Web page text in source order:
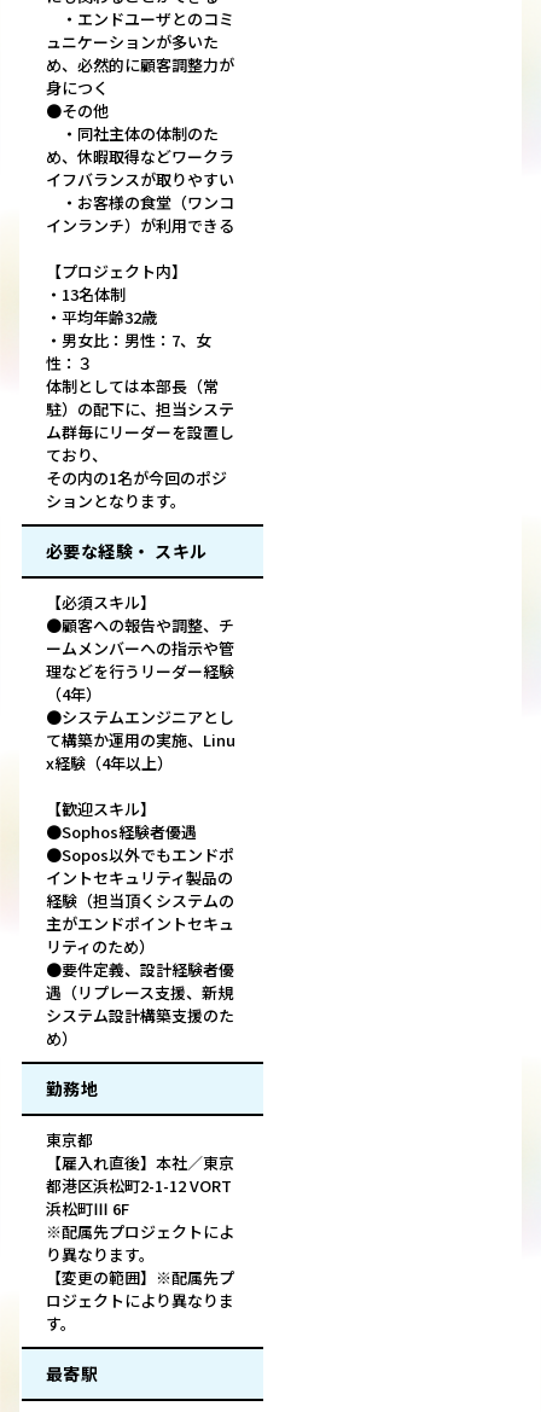
・エンドユーザとのコミ
ュニケーションが多いた
め、必然的に顧客調整力が
身につく
●その他
・同社主体の体制のた
め、休暇取得などワークラ
イフバランスが取りやすい
・お客様の食堂（ワンコ
インランチ）が利用できる
【プロジェクト内】
・13名体制
・平均年齢32歳
・男女比：男性：7、女
性：３
体制としては本部長（常
駐）の配下に、担当システ
ム群毎にリーダーを設置し
ており、
その内の1名が今回のポジ
ションとなります。
必要な経験・ スキル
【必須スキル】
●顧客への報告や調整、チ
ームメンバーへの指示や管
理などを行うリーダー経験
（4年）
●システムエンジニアとし
て構築か運用の実施、Linu
x経験（4年以上）
【歓迎スキル】
●Sophos経験者優遇
●Sopos以外でもエンドポ
イントセキュリティ製品の
経験（担当頂くシステムの
主がエンドポイントセキュ
リティのため）
●要件定義、設計経験者優
遇（リプレース支援、新規
システム設計構築支援のた
め）
勤務地
東京都
【雇入れ直後】本社／東京
都港区浜松町2-1-12 VORT
浜松町Ⅲ 6F
※配属先プロジェクトによ
り異なります。
【変更の範囲】※配属先プ
ロジェクトにより異なりま
す。
最寄駅